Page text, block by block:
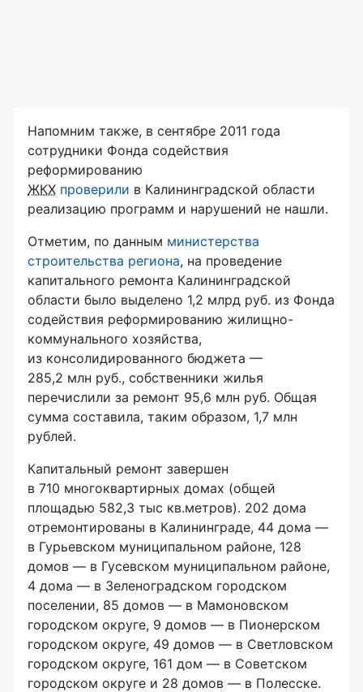
Напомним также, в сентябре 2011 года
сотрудники Фонда содействия
реформированию
ЖКХ проверили в Калининградской области
реализацию программ и нарушений не нашли.
Отметим, по данным министерства
строительства региона, на проведение
капитального ремонта Калининградской
области было выделено 1,2 млрд руб. из Фонда
содействия реформированию жилищно-
коммунального хозяйства,
из консолидированного бюджета —
285,2 млн руб., собственники жилья
перечислили за ремонт 95,6 млн руб. Общая
сумма составила, таким образом, 1,7 млн
рублей.
Капитальный ремонт завершен
в 710 многоквартирных домах (общей
площадью 582,3 тыс кв.метров). 202 дома
отремонтированы в Калининграде, 44 дома —
в Гурьевском муниципальном районе, 128
домов — в Гусевском муниципальном районе,
4 дома — в Зеленоградском городском
поселении, 85 домов — в Мамоновском
городском округе, 9 домов — в Пионерском
городском округе, 49 домов — в Светловском
городском округе, 161 дом — в Советском
городском округе и 28 домов — в Полесске.